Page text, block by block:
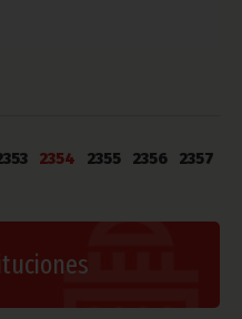
2354 2355 2356
2357